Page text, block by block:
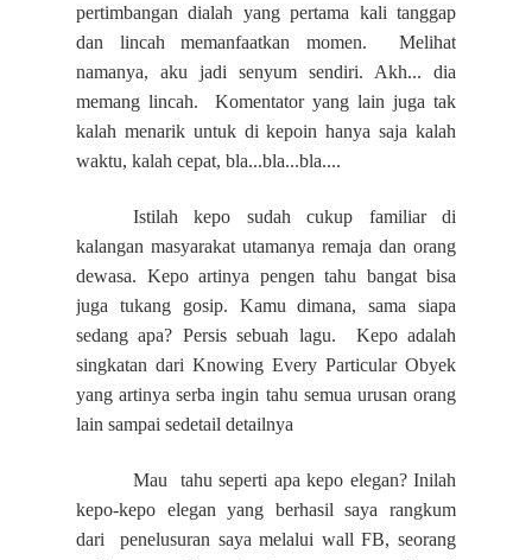
pertimbangan dialah yang pertama kali tanggap
dan lincah memanfaatkan momen. Melihat
namanya, aku jadi senyum sendiri. Akh... dia
memang lincah. Komentator yang lain juga tak
kalah menarik untuk di kepoin hanya saja kalah
waktu, kalah cepat, bla...bla...bla....
Istilah kepo sudah cukup familiar di
kalangan masyarakat utamanya remaja dan orang
dewasa. Kepo artinya pengen tahu bangat bisa
juga tukang gosip. Kamu dimana, sama siapa
sedang apa? Persis sebuah lagu. Kepo adalah
singkatan dari Knowing Every Particular Obyek
yang artinya serba ingin tahu semua urusan orang
lain sampai sedetail detailnya
Mau tahu seperti apa kepo elegan? Inilah
kepo-kepo elegan yang berhasil saya rangkum
dari penelusuran saya melalui wall FB, seorang